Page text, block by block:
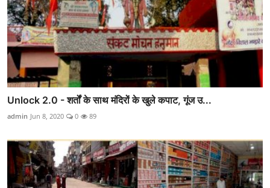
Unlock 2.0 - शर्तों के साथ मंदिरों के खुले कपाट, गूंज उ...
admin Jun 8, 2020 0 89